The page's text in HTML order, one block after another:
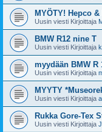
MYÖTY! Hepco
Uusin viesti Kirjoittaja
BMW R12 nine T
Uusin viesti Kirjoittaja
myydään BMW R
Uusin viesti Kirjoittaja
MYYTY
Uusin viesti Kirjoittaja
Rukka Gore-Tex
Uusin viesti Kirjoittaja